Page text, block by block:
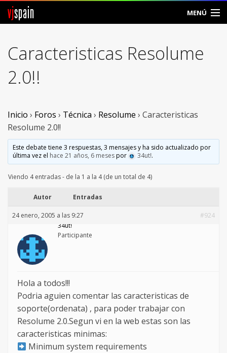
vjspain MENÚ
Foros
Noticias
Vjspain
Ayuda
Contacto
Entrar
Caracteristicas Resolume
2.0!!
Inicio › Foros › Técnica › Resolume › Caracteristicas
Resolume 2.0!!
Este debate tiene 3 respuestas, 3 mensajes y ha sido actualizado por
última vez el hace 21 años, 6 mesespor 34utǃ.
Viendo 4 entradas - de la 1 a la 4 (de un total de 4)
Autor Entradas
24 enero, 2005 a las 9:27
#924
34utǃ
Participante
Hola a todos!!!
Podria aguien comentar las caracteristicas de
soporte(ordenata) , para poder trabajar con
Resolume 2.0.Segun vi en la web estas son las
caracteristicas minimas:
Minimum system requirements